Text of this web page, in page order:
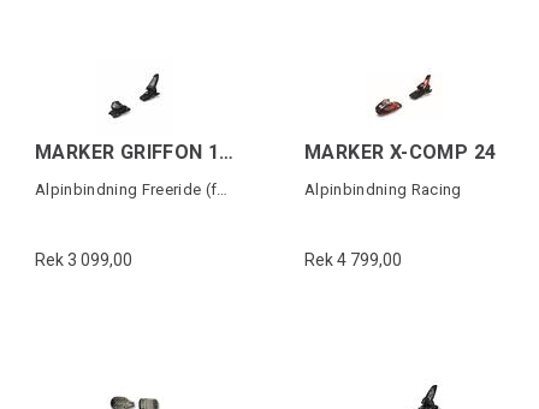
MARKER GRIFFON 13 ID (120MM)
Alpinbindning Freeride (fast)
Rek 3 099,00
MARKER X-COMP 24
Alpinbindning Racing
Rek 4 799,00